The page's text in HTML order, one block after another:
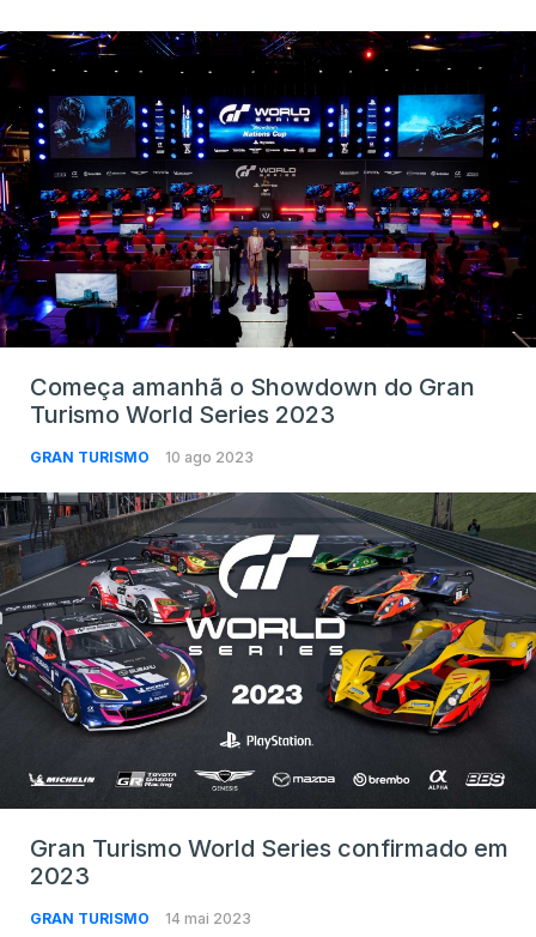
Começa amanhã o Showdown do Gran
Turismo World Series 2023
GRAN TURISMO 10 ago 2023
Gran Turismo World Series confirmado em
2023
GRAN TURISMO 14 mai 2023